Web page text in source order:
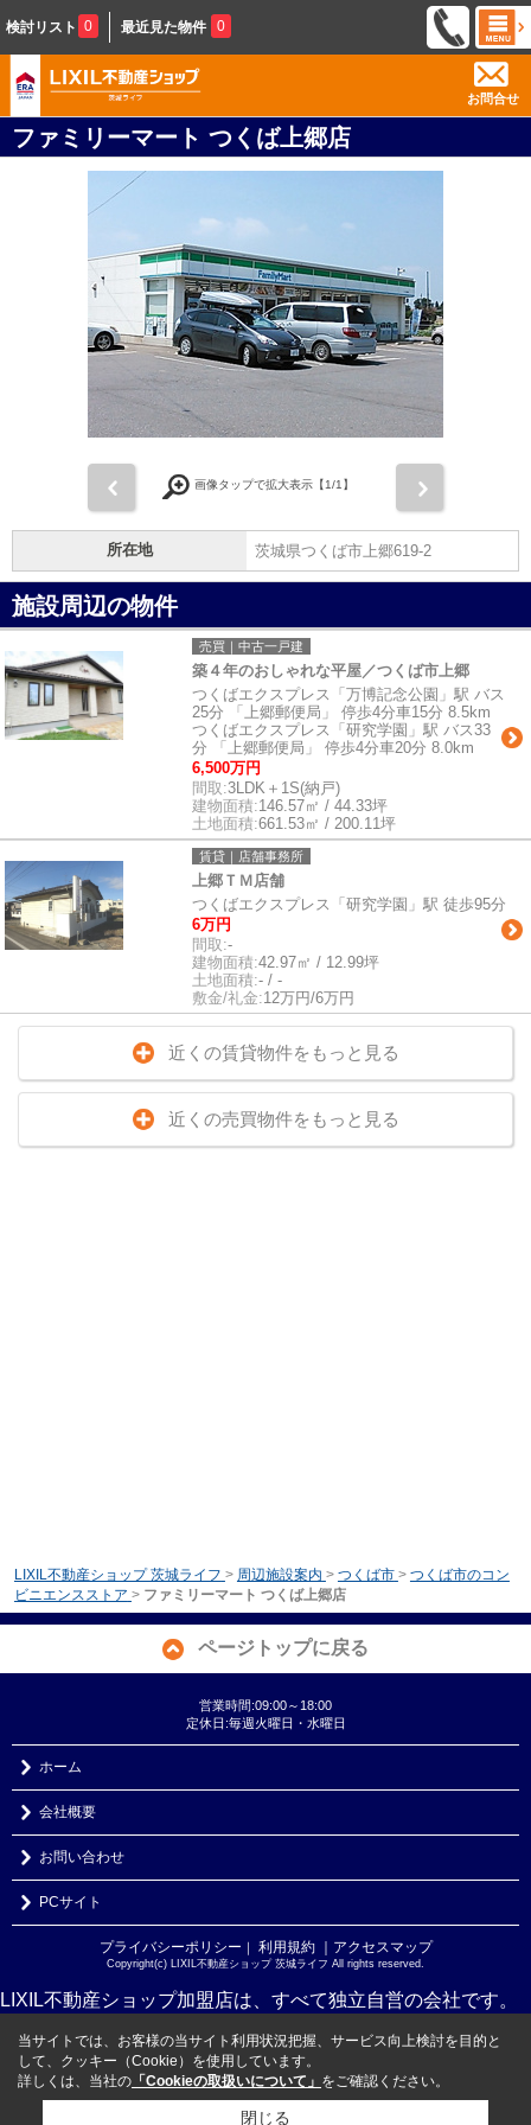
検討リスト 0 最近見た物件 0
お問合せ
ファミリーマート つくば上郷店
画像タップで拡大表示【1/1】
所在地 茨城県つくば市上郷619-2
施設周辺の物件
売買｜中古一戸建
築４年のおしゃれな平屋／つくば市上郷
つくばエクスプレス「万博記念公園」駅 バス
25分 「上郷郵便局」 停歩4分車15分 8.5km
つくばエクスプレス「研究学園」駅 バス33
分 「上郷郵便局」 停歩4分車20分 8.0km
6,500万円
間取:3LDK＋1S(納戸)
建物面積:146.57㎡ / 44.33坪
土地面積:661.53㎡ / 200.11坪
賃貸｜店舗事務所
上郷ＴＭ店舗
つくばエクスプレス「研究学園」駅 徒歩95分
6万円
間取:-
建物面積:42.97㎡ / 12.99坪
土地面積:- / -
敷金/礼金:12万円/6万円
近くの賃貸物件をもっと見る
近くの売買物件をもっと見る
LIXIL不動産ショップ 茨城ライフ > 周辺施設案内 > つくば市 > つくば市のコン
ビニエンスストア > ファミリーマート つくば上郷店
ページトップに戻る
営業時間:09:00～18:00
定休日:毎週火曜日・水曜日
ホーム
会社概要
お問い合わせ
PCサイト
プライバシーポリシー ｜ 利用規約 ｜アクセスマップ
Copyright(c) LIXIL不動産ショップ 茨城ライフ All rights reserved.
LIXIL不動産ショップ加盟店は、すべて独立自営の会社です。
当サイトでは、お客様の当サイト利用状況把握、サービス向上検討を目的と
して、クッキー（Cookie）を使用しています。
詳しくは、当社の 「Cookieの取扱いについて」 をご確認ください。
閉じる